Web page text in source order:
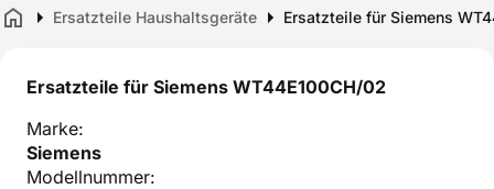
Home Ersatzteile Haushaltsgeräte Ersatzteile für Siemens
Ersatzteile für Siemens WT44E100CH/02
Marke:
Siemens
Modellnummer: